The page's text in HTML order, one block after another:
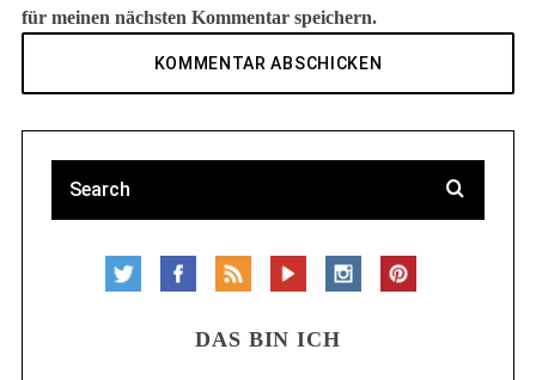
für meinen nächsten Kommentar speichern.
DAS BIN ICH